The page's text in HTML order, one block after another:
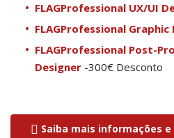
FLAGProfessional UX/UI
FLAGProfessional Graphic
FLAGProfessional Post-
Designer -300€ Desconto
Saiba mais informações